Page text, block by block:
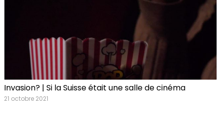
Invasion? | Si la Suisse était une salle de cinéma
21 octobre 2021